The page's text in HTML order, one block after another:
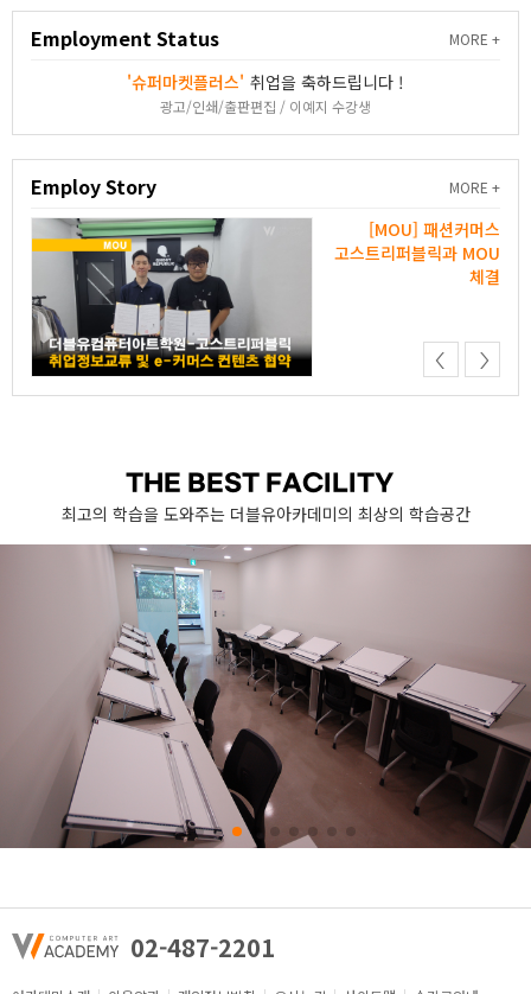
Employment Status MORE
'슈퍼마켓플러스'
광고/인쇄/출판편집 / 이예지
Employ Story MORE
[MOU] 패션커머스
고스트리퍼블릭과 MOU
체결
THE BEST FACILITY
최고의 학습을 도와주는 더블유아카데미의 최상의 학습공간
02-487-2201